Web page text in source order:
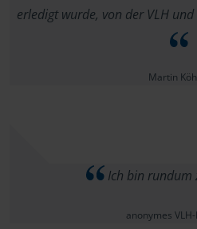
erledigt wurde, von der VLH
Martin
Ich bin rundum
anonymes